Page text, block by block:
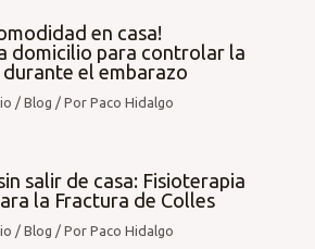
en casa!
domicilio para controlar la
el embarazo
/Blog / PorPaco Hidalgo
salir de casa: Fisioterapia
la Fractura de Colles
/Blog / PorPaco Hidalgo